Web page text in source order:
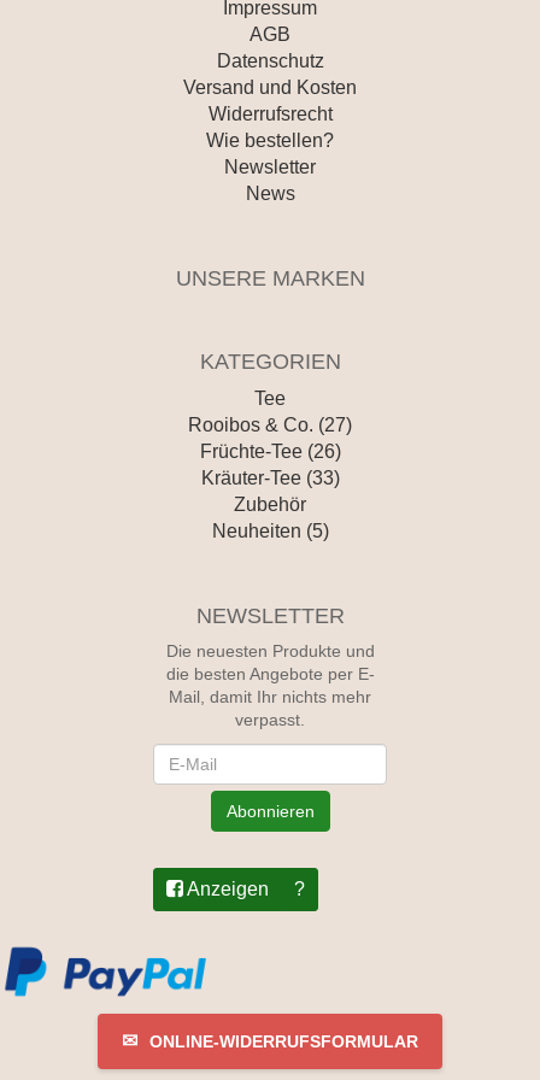
Impressum
AGB
Datenschutz
Versand und Kosten
Widerrufsrecht
Wie bestellen?
Newsletter
News
UNSERE MARKEN
KATEGORIEN
Tee
Rooibos & Co. (27)
Früchte-Tee (26)
Kräuter-Tee (33)
Zubehör
Neuheiten (5)
NEWSLETTER
Die neuesten Produkte und
die besten Angebote per E-
Mail, damit Ihr nichts mehr
verpasst.
Abonnieren
Anzeigen ?
✉ ONLINE-WIDERRUFSFORMULAR